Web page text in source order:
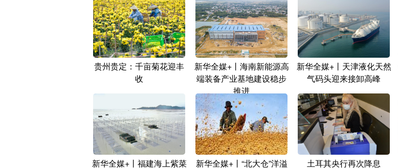
贵州贵定：千亩菊花迎丰
收
新华全媒+丨海南新能源高
端装备产业基地建设稳步
推进
新华全媒+丨天津液化天然
气码头迎来接卸高峰
新华全媒+丨福建海上紫菜 新华全媒+丨“北大仓”洋溢 土耳其央行再次降息